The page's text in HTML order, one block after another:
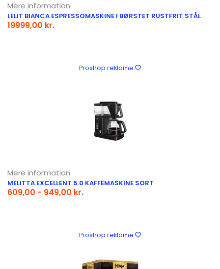
Mere information
LELIT BIANCA ESPRESSOMASKINE I BØRSTET RUSTFRIT STÅL
19999,00 kr.
Proshop reklame
Mere information
MELITTA EXCELLENT 5.0 KAFFEMASKINE SORT
609,00 - 949,00 kr.
Proshop reklame